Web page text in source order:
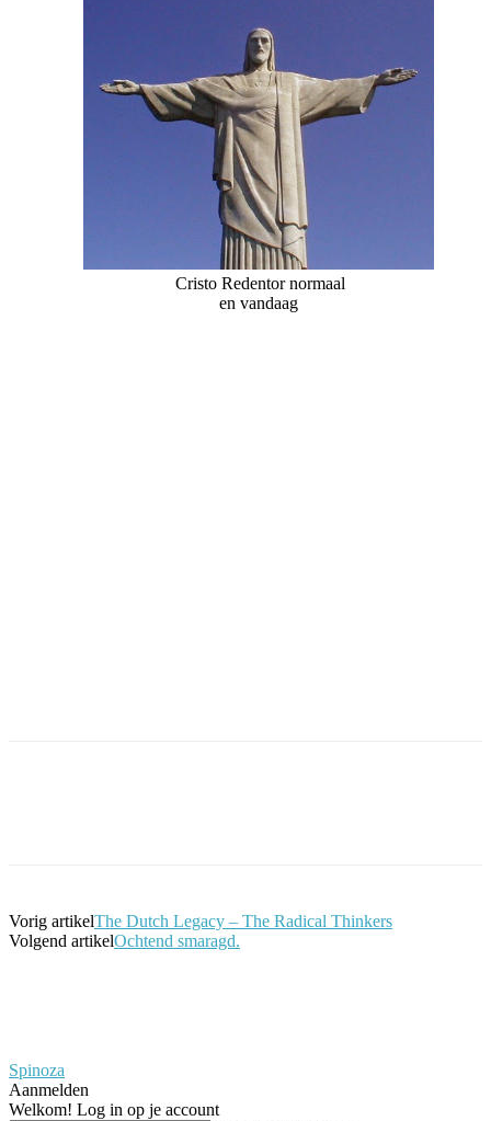
Cristo Redentor normaal
en vandaag
Vorig artikelThe Dutch Legacy – The Radical Thinkers
Volgend artikelOchtend smaragd.
Spinoza
Aanmelden
Welkom! Log in op je account